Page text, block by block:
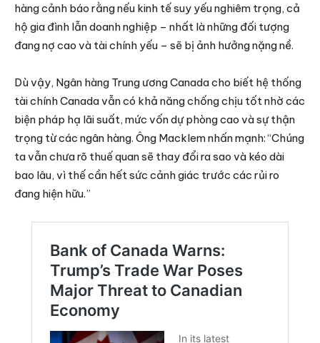
hàng cảnh báo rằng nếu kinh tế suy yếu nghiêm trọng, cả
hộ gia đình lẫn doanh nghiệp – nhất là những đối tượng
đang nợ cao và tài chính yếu – sẽ bị ảnh hưởng nặng nề.
Dù vậy, Ngân hàng Trung ương Canada cho biết hệ thống
tài chính Canada vẫn có khả năng chống chịu tốt nhờ các
biện pháp hạ lãi suất, mức vốn dự phòng cao và sự thận
trọng từ các ngân hàng. Ông Macklem nhấn mạnh: “Chúng
ta vẫn chưa rõ thuế quan sẽ thay đổi ra sao và kéo dài
bao lâu, vì thế cần hết sức cảnh giác trước các rủi ro
đang hiện hữu.”